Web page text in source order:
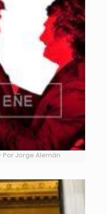
Por Jorge Alemán